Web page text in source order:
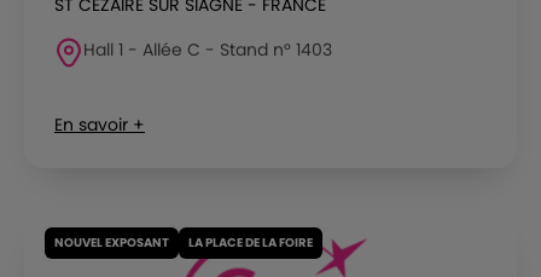
Hall 1 - Allée C - Stand n° 1403
En savoir +
NOUVEL EXPOSANT LA PLACE DE LA FOIRE